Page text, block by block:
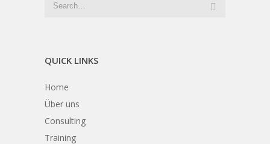
QUICK LINKS
Home
Über uns
Consulting
Training